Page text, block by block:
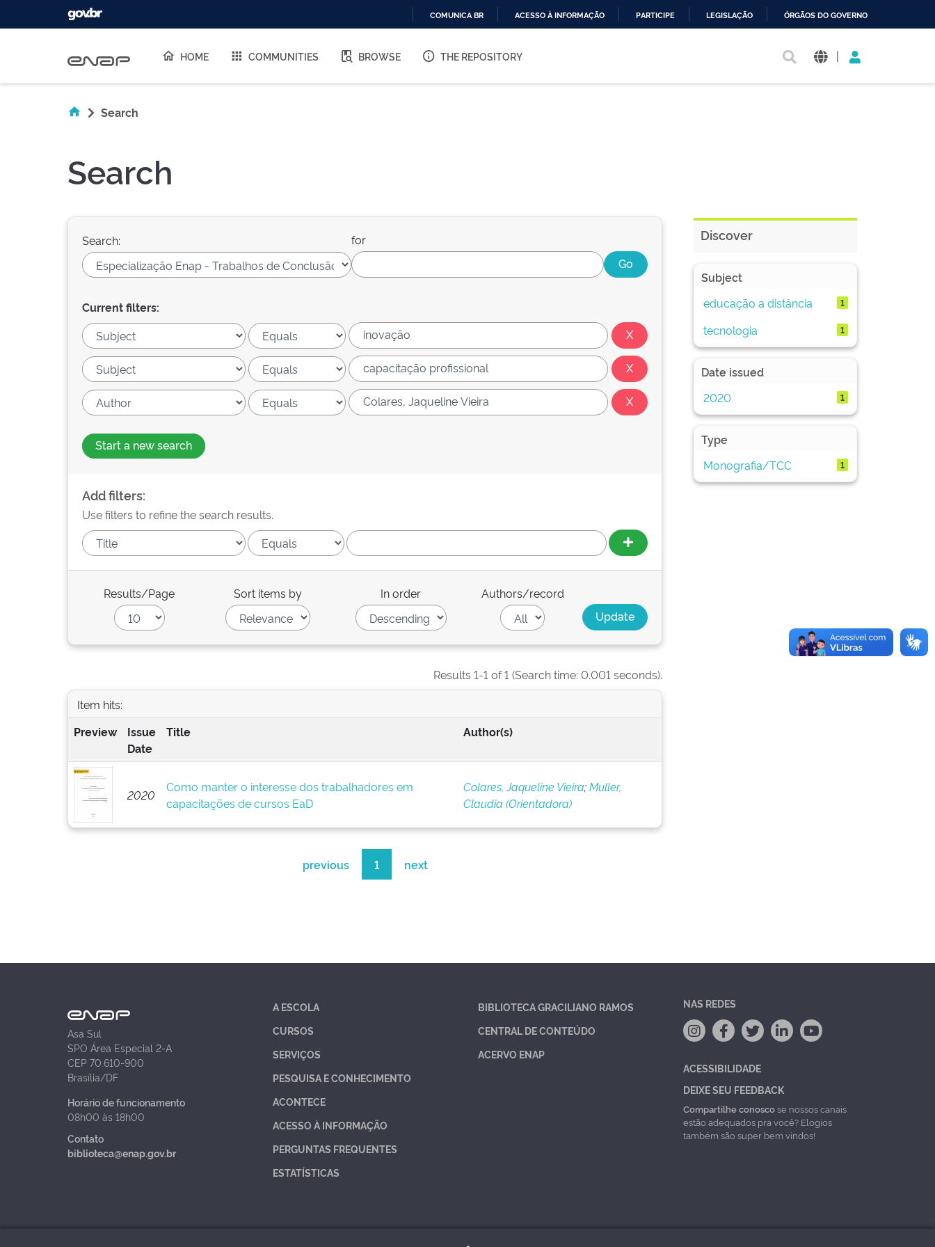
O
COMUNICA BR ACESSO À INFORMAÇÃO PARTICIPE LEGISLAÇÃO ÓRGÃOS DO GOVERNO
HOME COMMUNITIES BROWSE THE REPOSITORY |
Search
Search
Search: for
Current filters:
Start a new search
Add filters:
Use filters to refine the search results.
Results/Page Sort items by In order Authors/record
Results 1-1 of 1 (Search time: 0.001 seconds).
Item hits:
Preview
Issue
Date
Title Author(s)
2020
Como manter o interesse dos trabalhadores em
capacitações de cursos EaD
Colares, Jaqueline Vieira;Muller,
Claudia (Orientadora)
previous 1 next
Discover
Subject
educação a distância
1
tecnologia 1
Date issued
2020
1
Type
Monografia/TCC
1
Asa Sul
SPO Área Especial 2-A
CEP 70.610-900
Brasília/DF
Horário de funcionamento
08h00 às 18h00
Contato
biblioteca@enap.gov.br
A ESCOLA
CURSOS
SERVIÇOS
PESQUISA E CONHECIMENTO
ACONTECE
ACESSO À INFORMAÇÃO
PERGUNTAS FREQUENTES
ESTATÍSTICAS
BIBLIOTECA GRACILIANO RAMOS
CENTRAL DE CONTEÚDO
ACERVO ENAP
NAS REDES
ACESSIBILIDADE
DEIXE SEU FEEDBACK
Compartilhe conoscose nossos canais
estão adequados pra você? Elogios
também são super bem vindos!